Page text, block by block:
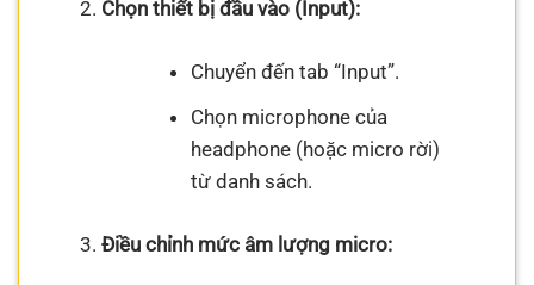
Chọn thiết bị đầu vào (Input):
Chuyển đến tab “Input”.
Chọn microphone của
headphone (hoặc micro rời)
từ danh sách.
Điều chỉnh mức âm lượng micro: